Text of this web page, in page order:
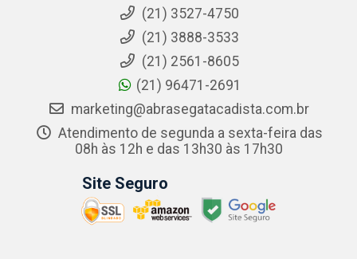
(21) 3527-4750
(21) 3888-3533
(21) 2561-8605
(21) 96471-2691
marketing@abrasegatacadista.com.br
Atendimento de segunda a sexta-feira das
08h às 12h e das 13h30 às 17h30
Site Seguro